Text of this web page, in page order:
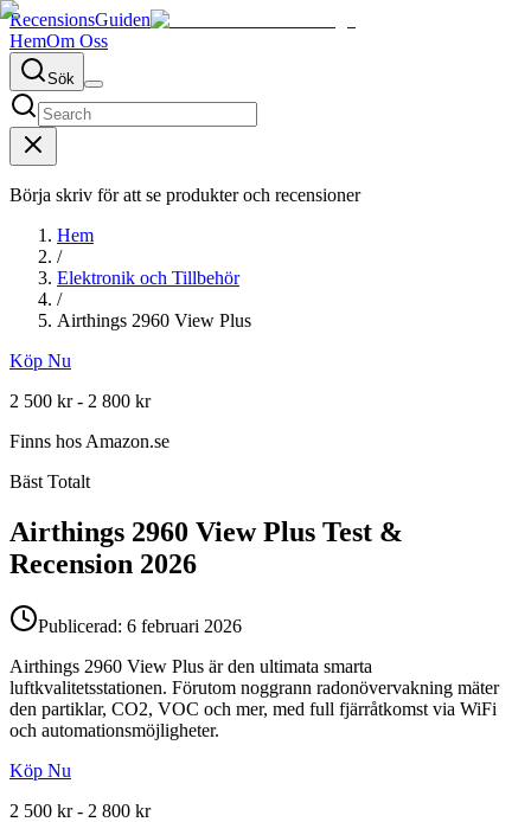
RecensionsGuiden
HemOm Oss
Sök
Börja skriv för att se produkter och recensioner
Hem
/
Elektronik och Tillbehör
/
Airthings 2960 View Plus
Köp Nu
2 500 kr - 2 800 kr
Finns hos Amazon.se
Bäst Totalt
Airthings 2960 View Plus Test &
Recension 2026
Publicerad: 6 februari 2026
Airthings 2960 View Plus är den ultimata smarta
luftkvalitetsstationen. Förutom noggrann radonövervakning mäter
den partiklar, CO2, VOC och mer, med full fjärråtkomst via WiFi
och automationsmöjligheter.
Köp Nu
2 500 kr - 2 800 kr